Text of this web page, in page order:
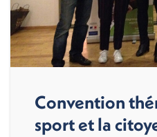
Convention
sport et la